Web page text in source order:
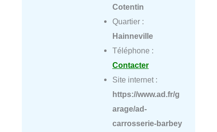
Cotentin
Quartier :
Hainneville
Téléphone :
Contacter
Site internet :
https://www.ad.fr/g
arage/ad-
carrosserie-barbey